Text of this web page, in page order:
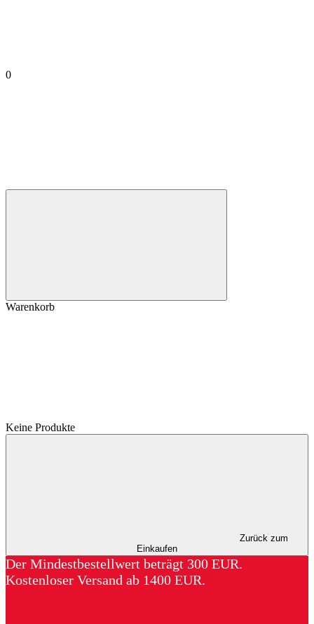
0
Warenkorb
Keine Produkte
Zurück zum
Einkaufen
Der Mindestbestellwert beträgt 300 EUR.
Kostenloser Versand ab 1400 EUR.